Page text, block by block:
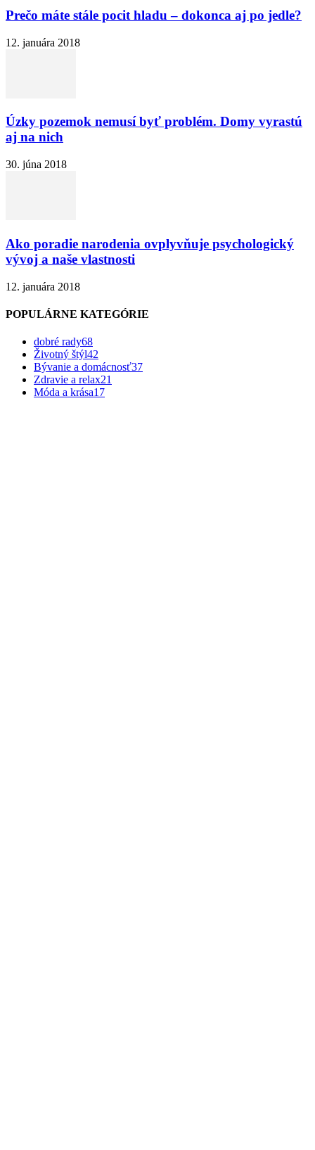
Prečo máte stále pocit hladu – dokonca aj po jedle?
12. januára 2018
Úzky pozemok nemusí byť problém. Domy vyrastú
aj na nich
30. júna 2018
Ako poradie narodenia ovplyvňuje psychologický
vývoj a naše vlastnosti
12. januára 2018
POPULÁRNE KATEGÓRIE
dobré rady68
Životný štýl42
Bývanie a domácnosť37
Zdravie a relax21
Móda a krása17